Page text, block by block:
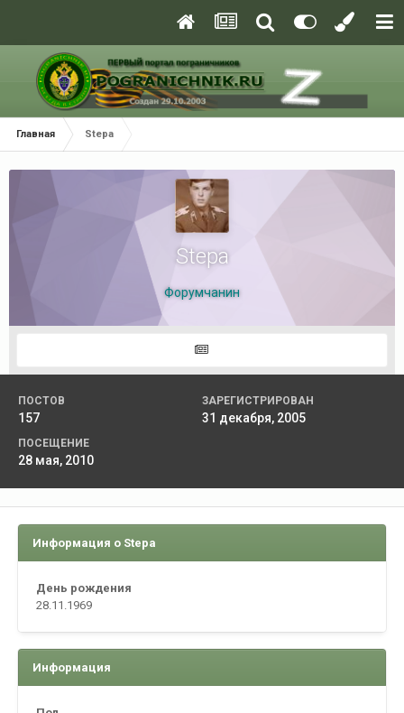
Главная Stepa
Stepa
Форумчанин
ПОСТОВ
157
ЗАРЕГИСТРИРОВАН
31 декабря, 2005
ПОСЕЩЕНИЕ
28 мая, 2010
Информация о Stepa
День рождения
28.11.1969
Информация